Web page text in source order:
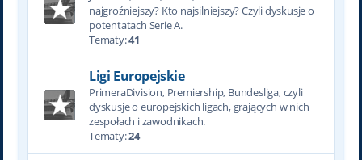
najgroźniejszy? Kto najsilniejszy? Czyli dyskusje o
potentatach Serie A.
Tematy:41
Ligi Europejskie
PrimeraDivision, Premiership, Bundesliga, czyli
dyskusje o europejskich ligach, grających w nich
zespołach i zawodnikach.
Tematy:24